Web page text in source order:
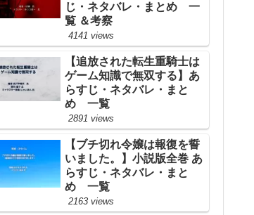
じ・ネタバレ・まとめ 一
覧 ＆考察
4141 views
【追放された転生重騎士は
ゲーム知識で無双する】あ
らすじ・ネタバレ・まと
め 一覧
2891 views
【ブチ切れ令嬢は報復を誓
いました。】小説版全巻 あ
らすじ・ネタバレ・まと
め 一覧
2163 views